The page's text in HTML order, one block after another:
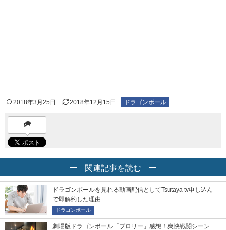
2018年3月25日 2018年12月15日 ドラゴンボール
関連記事を読む
ドラゴンボールを見れる動画配信としてTsutaya tv申し込ん
で即解約した理由
ドラゴンボール
劇場版ドラゴンボール「ブロリー」感想！爽快戦闘シーン